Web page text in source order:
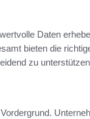
Daten
bieten die
zu